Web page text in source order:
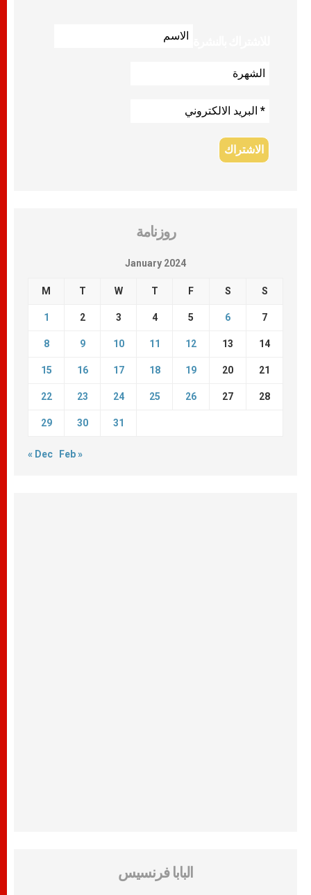
روزنامة
January 2024
M T W T F S S
1 2 3 4 5 6 7
8 9 10 11 12 13 14
15 16 17 18 19 20 21
22 23 24 25 26 27 28
29 30 31
« Dec Feb »
البابا فرنسيس